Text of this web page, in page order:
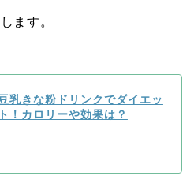
ます。
豆乳きな粉ドリンクでダイエッ
ト！カロリーや効果は？